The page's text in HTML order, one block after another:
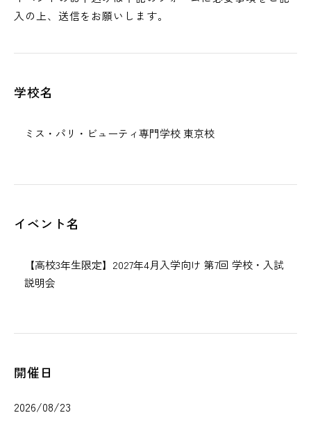
ベ
ト
し
入の上、送信をお願いします。
学校名
イベント名
開催日